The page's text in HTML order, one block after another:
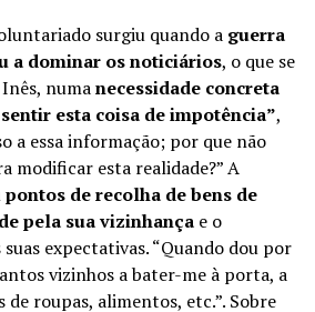
surgiu quando a guerra
a dominar os noticiários, o que se
numanecessidade concreta
esta coisa de impotência”,
a essa informação; por que não
modificar esta realidade?” A
pontos de recolha de bens de
pela sua vizinhança e o
expectativas. “Quando dou por
vizinhos a bater-me à porta, a
de roupas, alimentos, etc.”. Sobre